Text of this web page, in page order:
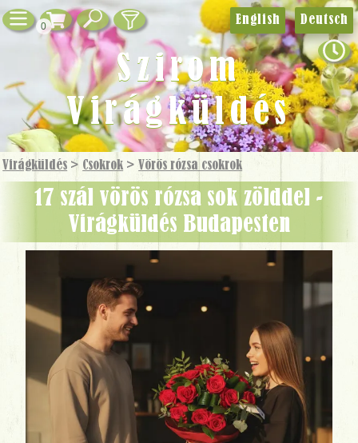
0
Virágküldés > Csokrok > Vörös rózsa csokrok
17 szál vörös rózsa sok zölddel -
Virágküldés Budapesten
English Deutsch
Szirom
Virágküldés